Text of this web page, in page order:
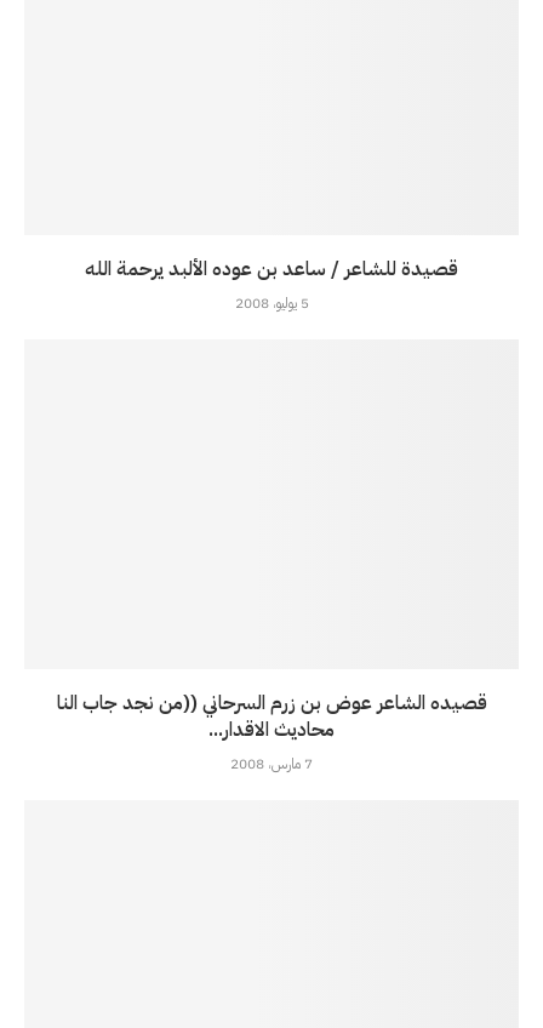
قصيدة للشاعر / ساعد بن عوده الألبد يرحمة الله
5 يوليو، 2008
قصيده الشاعر عوض بن زرم السرحاني ((من نجد جاب النا
محاديث الاقدار...
7 مارس، 2008